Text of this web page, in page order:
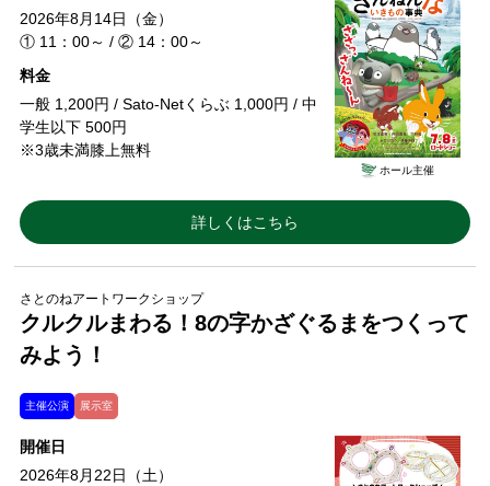
ホール主催
2026年8月14日（金）
① 11：00～ / ② 14：00～
料金
一般 1,200円 / Sato-Netくらぶ 1,000円 / 中
学生以下 500円
※3歳未満膝上無料
詳しくはこちら
さとのねアートワークショップ
クルクルまわる！8の字かざぐるまをつくって
みよう！
主催公演 展示室
開催日
2026年8月22日（土）